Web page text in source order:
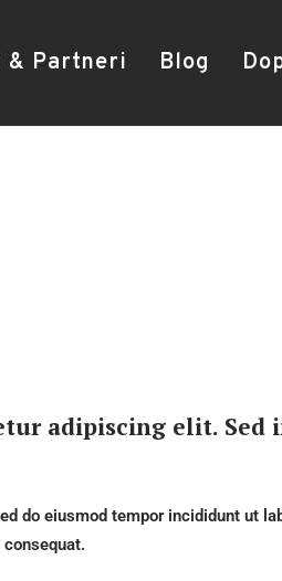
Partneri Blog
adipiscing elit.
do eiusmod tempor incididunt ut